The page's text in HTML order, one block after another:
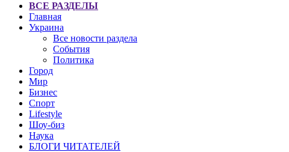
ВСЕ РАЗДЕЛЫ
Главная
Украина
Все новости раздела
События
Политика
Город
Мир
Бизнес
Спорт
Lifestyle
Шоу-биз
Наука
БЛОГИ ЧИТАТЕЛЕЙ